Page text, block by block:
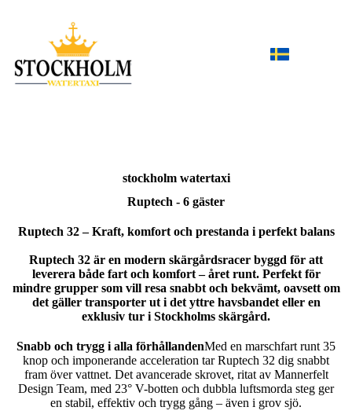
stockholm watertaxi
Ruptech - 6 gäster
Ruptech 32 – Kraft, komfort och prestanda i perfekt balans
Ruptech 32 är en modern skärgårdsracer byggd för att
leverera både fart och komfort – året runt. Perfekt för
mindre grupper som vill resa snabbt och bekvämt, oavsett om
det gäller transporter ut i det yttre havsbandet eller en
exklusiv tur i Stockholms skärgård.
Snabb och trygg i alla förhållandenMed en marschfart runt 35
knop och imponerande acceleration tar Ruptech 32 dig snabbt
fram över vattnet. Det avancerade skrovet, ritat av Mannerfelt
Design Team, med 23° V-botten och dubbla luftsmorda steg ger
en stabil, effektiv och trygg gång – även i grov sjö.